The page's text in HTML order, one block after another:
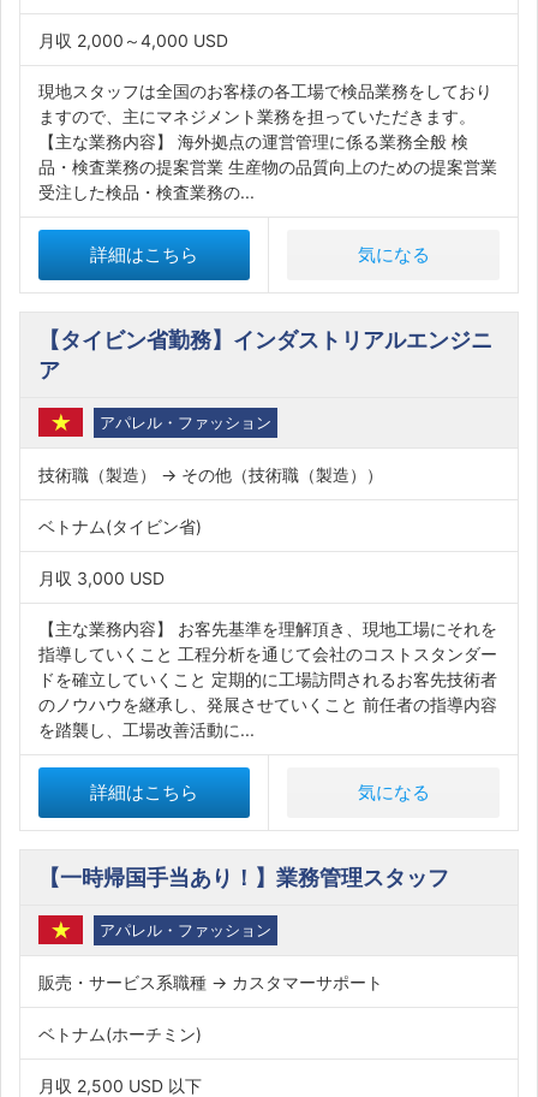
月収 2,000～4,000 USD
現地スタッフは全国のお客様の各工場で検品業務をしており
ますので、主にマネジメント業務を担っていただきます。
【主な業務内容】 海外拠点の運営管理に係る業務全般 検
品・検査業務の提案営業 生産物の品質向上のための提案営業
受注した検品・検査業務の...
詳細はこちら 気になる
【タイビン省勤務】インダストリアルエンジニ
ア
アパレル・ファッション
技術職（製造） → その他（技術職（製造））
ベトナム(タイビン省)
月収 3,000 USD
【主な業務内容】 お客先基準を理解頂き、現地工場にそれを
指導していくこと 工程分析を通じて会社のコストスタンダー
ドを確立していくこと 定期的に工場訪問されるお客先技術者
のノウハウを継承し、発展させていくこと 前任者の指導内容
を踏襲し、工場改善活動に...
詳細はこちら 気になる
【一時帰国手当あり！】業務管理スタッフ
アパレル・ファッション
販売・サービス系職種 → カスタマーサポート
ベトナム(ホーチミン)
月収 2,500 USD 以下